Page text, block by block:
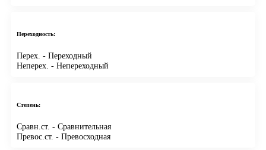
Переходность:
Перех. - Переходный
Неперех. - Непереходный
Степень:
Сравн.ст. - Сравнительная
Превос.ст. - Превосходная